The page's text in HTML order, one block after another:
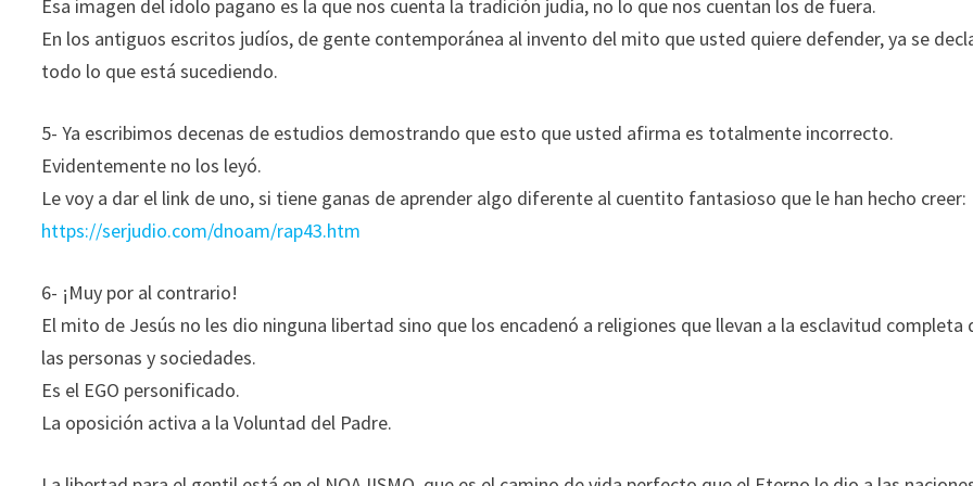
Esa imagen del ídolo pagano es la que nos cuenta la tradición judía, no lo que nos cuentan los de fuera.
En los antiguos escritos judíos, de gente contemporánea al invento del mito que usted quiere defender, ya se
todo lo que está sucediendo.
5- Ya escribimos decenas de estudios demostrando que esto que usted afirma es totalmente incorrecto.
Evidentemente no los leyó.
Le voy a dar el link de uno, si tiene ganas de aprender algo diferente al cuentito fantasioso que le han hecho creer:
https://serjudio.com/dnoam/rap43.htm
6- ¡Muy por al contrario!
El mito de Jesús no les dio ninguna libertad sino que los encadenó a religiones que llevan a la esclavitud completa
las personas y sociedades.
Es el EGO personificado.
La oposición activa a la Voluntad del Padre.